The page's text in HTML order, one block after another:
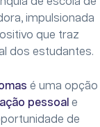
impulsionada
que traz
dos estudantes.
é uma opção
pessoal e
de